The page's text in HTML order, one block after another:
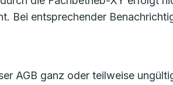
Bei entsprechender
AGB ganz oder teilweise